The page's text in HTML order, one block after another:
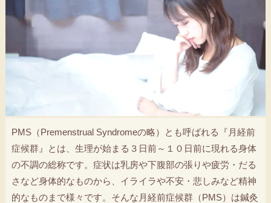
PMS（Premenstrual Syndromeの略）とも呼ばれる『月経前
症候群』とは、生理が始まる３日前～１０日前に現れる身体
の不調の総称です。症状は乳房や下腹部の張りや疲労・だる
さなど身体的なものから、イライラや不安・悲しみなど精神
的なものまで様々です。そんな月経前症候群（PMS）は鍼灸